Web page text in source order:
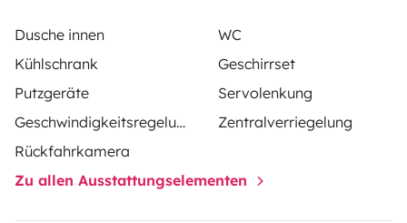
Dusche innen
WC
Kühlschrank
Geschirrset
Putzgeräte
Servolenkung
Geschwindigkeitsregelung
Zentralverriegelung
Rückfahrkamera
Zu allen Ausstattungselementen